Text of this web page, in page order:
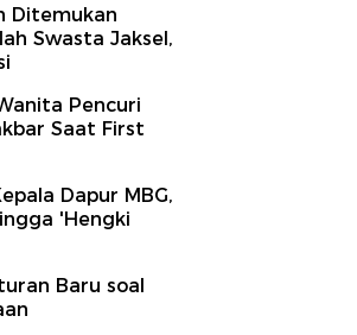
Ditemukan
Swasta Jaksel,
Pencuri
Saat First
Dapur MBG,
'Hengki
Baru soal